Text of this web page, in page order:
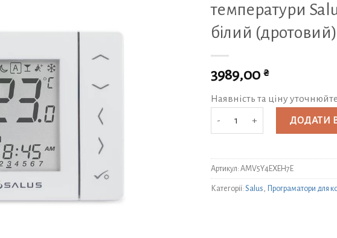
температури
білий (дротовий)
3989,00 ₴
Наявність та ціну
Тижневий програматор
ДОДАТИ
Артикул: AMV5Y4EXEH7E
Категорії: Salus, Програматори для